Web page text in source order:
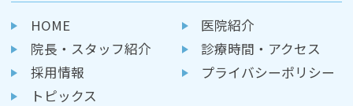
HOME
医院紹介
院長・スタッフ紹介
診療時間・アクセス
採用情報
プライバシーポリシー
トピックス